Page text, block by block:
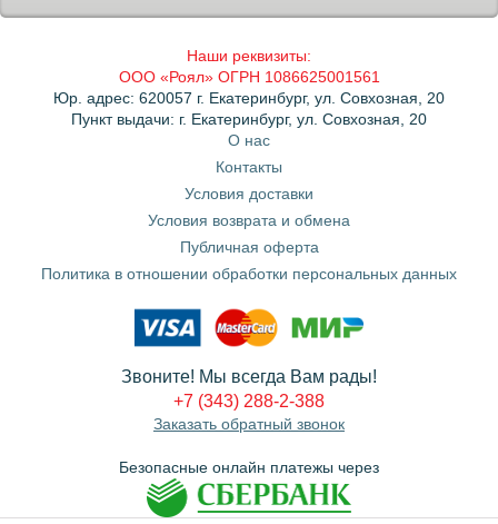
Наши реквизиты:
ООО «Роял» ОГРН 1086625001561
Юр. адрес: 620057 г. Екатеринбург, ул. Совхозная, 20
Пункт выдачи: г. Екатеринбург, ул. Совхозная, 20
О нас
Контакты
Условия доставки
Условия возврата и обмена
Публичная оферта
Политика в отношении обработки персональных данных
Звоните! Мы всегда Вам рады!
+7 (343) 288-2-388
Заказать обратный звонок
Безопасные онлайн платежы через